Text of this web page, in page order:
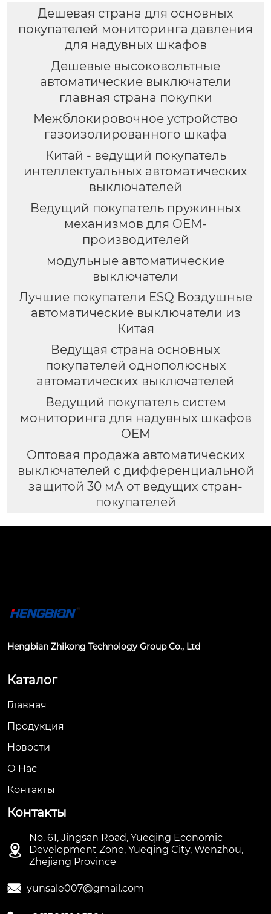
Дешевая страна для основных
покупателей мониторинга давления
для надувных шкафов
Дешевые высоковольтные
автоматические выключатели
главная страна покупки
Межблокировочное устройство
газоизолированного шкафа
Китай - ведущий покупатель
интеллектуальных автоматических
выключателей
Ведущий покупатель пружинных
механизмов для OEM-
производителей
модульные автоматические
выключатели
Лучшие покупатели ESQ Воздушные
автоматические выключатели из
Китая
Ведущая страна основных
покупателей однополюсных
автоматических выключателей
Ведущий покупатель систем
мониторинга для надувных шкафов
OEM
Оптовая продажа автоматических
выключателей с дифференциальной
защитой 30 мА от ведущих стран-
покупателей
Hengbian Zhikong Technology Group Co., Ltd
Каталог
Главная
Продукция
Новости
О Hас
Контакты
Контакты

No. 61, Jingsan Road, Yueqing Economic
Development Zone, Yueqing City, Wenzhou,
Zhejiang Province
 yunsale007@gmail.com